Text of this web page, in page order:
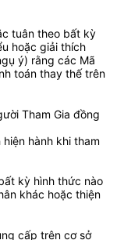
hoặc giải thích
ý) rằng các Mã
toán thay thế trên
khác hoặc thiện